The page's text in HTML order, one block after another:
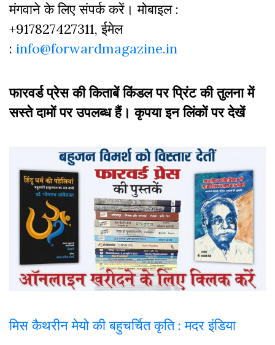
मंगवाने के लिए संपर्क करें। मोबाइल :
+917827427311, ईमेल
: info@forwardmagazine.in
फारवर्ड प्रेस की किताबें किंडल पर प्रिंट की तुलना में
सस्ते दामों पर उपलब्ध हैं। कृपया इन लिंकों पर देखें
मिस कैथरीन मेयो की बहुचर्चित कृति : मदर इंडिया